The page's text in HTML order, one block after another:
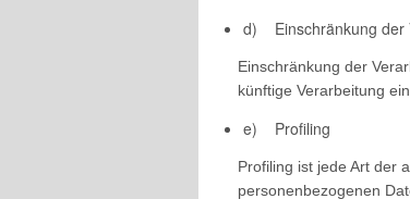
d) Einschränkung der
Einschränkung der
künftige Verarbeitung
e) Profiling
Profiling ist jede Art der
personenbezogenen